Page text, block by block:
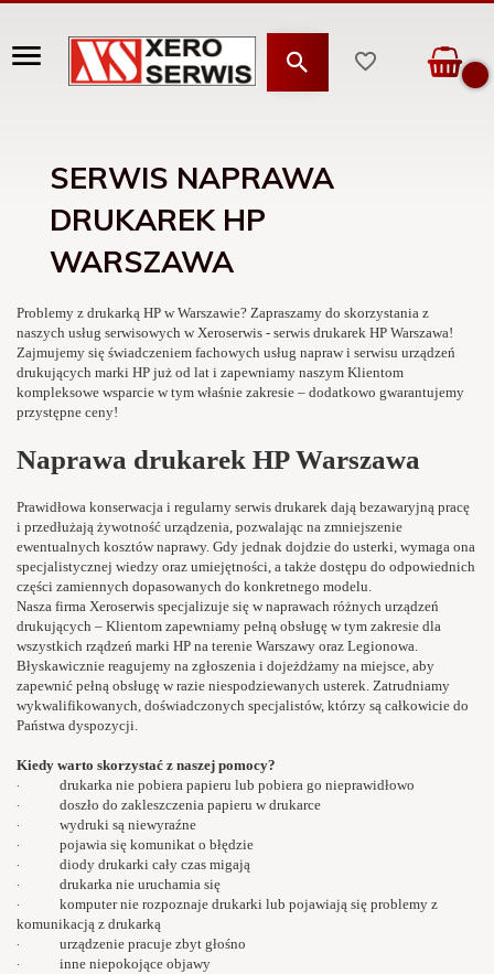
SERWIS NAPRAWA
DRUKAREK HP
WARSZAWA
Problemy z drukarką HP w Warszawie? Zapraszamy do skorzystania z
naszych usług serwisowych w Xeroserwis - serwis drukarek HP Warszawa!
Zajmujemy się świadczeniem fachowych usług napraw i serwisu urządzeń
drukujących marki HP już od lat i zapewniamy naszym Klientom
kompleksowe wsparcie w tym właśnie zakresie – dodatkowo gwarantujemy
przystępne ceny!
Naprawa drukarek HP Warszawa
Prawidłowa konserwacja i regularny serwis drukarek dają bezawaryjną pracę
i przedłużają żywotność urządzenia, pozwalając na zmniejszenie
ewentualnych kosztów naprawy. Gdy jednak dojdzie do usterki, wymaga ona
specjalistycznej wiedzy oraz umiejętności, a także dostępu do odpowiednich
części zamiennych dopasowanych do konkretnego modelu.
Nasza firma Xeroserwis specjalizuje się w naprawach różnych urządzeń
drukujących – Klientom zapewniamy pełną obsługę w tym zakresie dla
wszystkich rządzeń marki HP na terenie Warszawy oraz Legionowa.
Błyskawicznie reagujemy na zgłoszenia i dojeżdżamy na miejsce, aby
zapewnić pełną obsługę w razie niespodziewanych usterek. Zatrudniamy
wykwalifikowanych, doświadczonych specjalistów, którzy są całkowicie do
Państwa dyspozycji.
Kiedy warto skorzystać z naszej pomocy?
· drukarka nie pobiera papieru lub pobiera go nieprawidłowo
· doszło do zakleszczenia papieru w drukarce
· wydruki są niewyraźne
· pojawia się komunikat o błędzie
· diody drukarki cały czas migają
· drukarka nie uruchamia się
·
komputer nie rozpoznaje drukarki lub pojawiają się problemy z
komunikacją z drukarką
· urządzenie pracuje zbyt głośno
· inne niepokojące objawy